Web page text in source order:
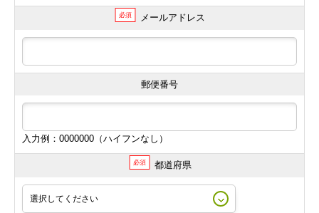
必須 メールアドレス
郵便番号
入力例：0000000（ハイフンなし）
必須 都道府県